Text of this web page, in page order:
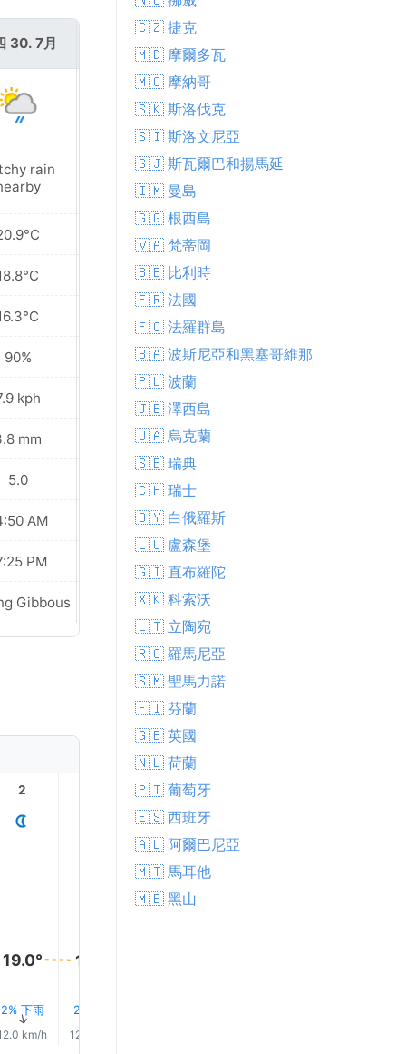
30. 7月
rain
90%
kph
mm
5.0
AM
PM
Gibbous
Patchy rain
nearby
20.8°C
17.8°C
14.8°C
88%
5.4 kph
4.0 mm
5.0
04:51 AM
07:24 PM
Waning Gibbous
2
19.0°
2% 下雨
↑
km/h
19.0°
2% 下雨
12.0 km/h
4
🇨🇿 捷克
🇲🇩 摩爾多瓦
🇲🇨 摩納哥
🇸🇰 斯洛伐克
🇸🇮 斯洛文尼亞
🇸🇯 斯瓦爾巴和揚馬延
🇮🇲 曼島
🇬🇬 根西島
🇻🇦 梵蒂岡
🇧🇪 比利時
🇫🇷 法國
🇫🇴 法羅群島
🇧🇦 波斯尼亞和黑塞哥維那
🇵🇱 波蘭
🇯🇪 澤西島
🇺🇦 烏克蘭
🇸🇪 瑞典
🇨🇭 瑞士
🇧🇾 白俄羅斯
🇱🇺 盧森堡
🇬🇮 直布羅陀
🇽🇰 科索沃
🇱🇹 立陶宛
🇷🇴 羅馬尼亞
🇸🇲 聖馬力諾
🇫🇮 芬蘭
🇬🇧 英國
🇳🇱 荷蘭
🇵🇹 葡萄牙
🇪🇸 西班牙
🇦🇱 阿爾巴尼亞
🇲🇹 馬耳他
🇲🇪 黑山